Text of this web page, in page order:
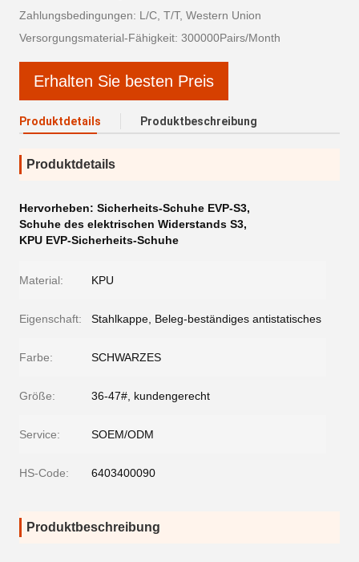
Zahlungsbedingungen: L/C, T/T, Western Union
Versorgungsmaterial-Fähigkeit: 300000Pairs/Month
Erhalten Sie besten Preis
Produktdetails Produktbeschreibung
Produktdetails
Hervorheben: Sicherheits-Schuhe EVP-S3,
Schuhe des elektrischen Widerstands S3,
KPU EVP-Sicherheits-Schuhe
Material: KPU
Eigenschaft: Stahlkappe, Beleg-beständiges antistatisches
Farbe: SCHWARZES
Größe: 36-47#, kundengerecht
Service: SOEM/ODM
HS-Code: 6403400090
Produktbeschreibung